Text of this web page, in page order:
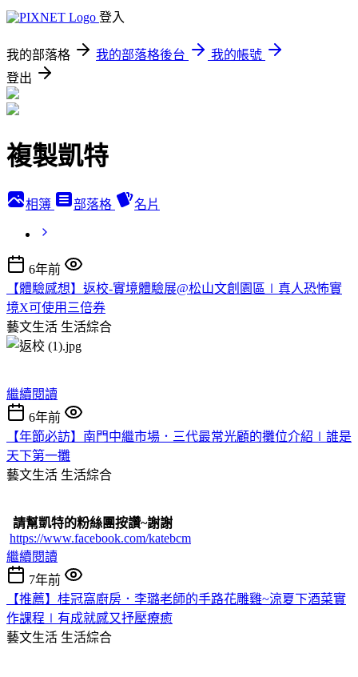
登入
我的部落格 我的部落格後台
我的帳號
登出
複製凱特
相簿 部落格 名片
6年前
【體驗感想】返校-實境體驗展@松山文創園區∣真人恐怖實
境X可使用三倍券
藝文生活 生活綜合
繼續閱讀
6年前
【年節必訪】南門中繼市場．三代最常光顧的攤位介紹∣誰是
天下第一攤
藝文生活 生活綜合
請幫凱特的粉絲團按讚~謝謝
https://www.facebook.com/katebcm
繼續閱讀
7年前
【推薦】桂冠窩廚房．李璐老師的手路花雕雞~涼夏下酒菜實
作課程∣有成就感又抒壓療癒
藝文生活 生活綜合